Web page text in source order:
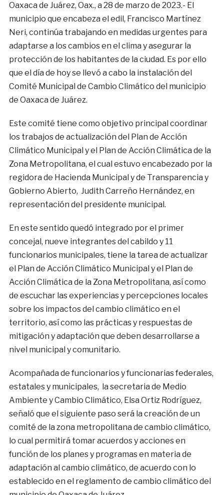
Oaxaca de Juárez, Oax., a 28 de marzo de 2023.- El
municipio que encabeza el edil, Francisco Martínez
Neri, continúa trabajando en medidas urgentes para
adaptarse a los cambios en el clima y asegurar la
protección de los habitantes de la ciudad. Es por ello
que el día de hoy se llevó a cabo la instalación del
Comité Municipal de Cambio Climático del municipio
de Oaxaca de Juárez.
Este comité tiene como objetivo principal coordinar
los trabajos de actualización del Plan de Acción
Climático Municipal y el Plan de Acción Climática de la
Zona Metropolitana, el cual estuvo encabezado por la
regidora de Hacienda Municipal y de Transparencia y
Gobierno Abierto, Judith Carreño Hernández, en
representación del presidente municipal.
En este sentido quedó integrado por el primer
concejal, nueve integrantes del cabildo y 11
funcionarios municipales, tiene la tarea de actualizar
el Plan de Acción Climático Municipal y el Plan de
Acción Climática de la Zona Metropolitana, así como
de escuchar las experiencias y percepciones locales
sobre los impactos del cambio climático en el
territorio, así como las prácticas y respuestas de
mitigación y adaptación que deben desarrollarse a
nivel municipal y comunitario.
Acompañada de funcionarios y funcionarias federales,
estatales y municipales, la secretaria de Medio
Ambiente y Cambio Climático, Elsa Ortiz Rodríguez,
señaló que el siguiente paso será la creación de un
comité de la zona metropolitana de cambio climático,
lo cual permitirá tomar acuerdos y acciones en
función de los planes y programas en materia de
adaptación al cambio climático, de acuerdo con lo
establecido en el reglamento de cambio climático del